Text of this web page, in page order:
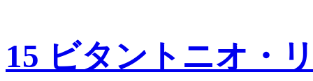
15 ビタントニオ・